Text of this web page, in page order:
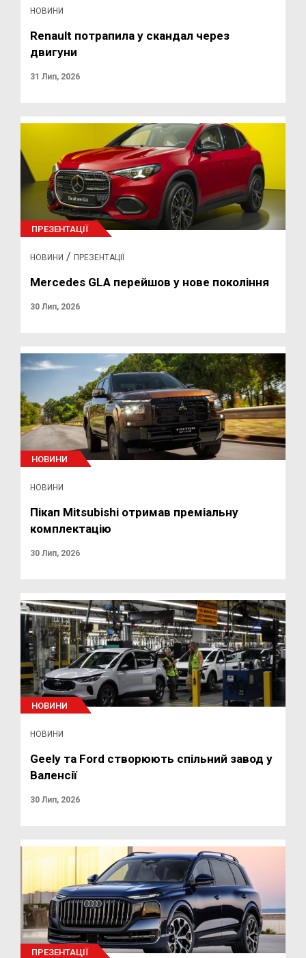
НОВИНИ
Renault потрапила у скандал через
двигуни
31 Лип, 2026
ПРЕЗЕНТАЦІЇ
НОВИНИ / ПРЕЗЕНТАЦІЇ
Mercedes GLA перейшов у нове покоління
30 Лип, 2026
НОВИНИ
НОВИНИ
Пікап Mitsubishi отримав преміальну
комплектацію
30 Лип, 2026
НОВИНИ
НОВИНИ
Geely та Ford створюють спільний завод у
Валенсії
30 Лип, 2026
ПРЕЗЕНТАЦІЇ